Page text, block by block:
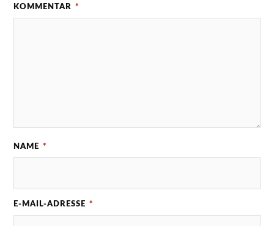
KOMMENTAR *
NAME *
E-MAIL-ADRESSE *